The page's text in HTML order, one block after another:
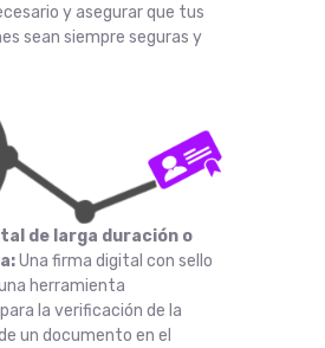
y asegurar que tus
sean siempre seguras y
de larga duración o
Una firma digital con sello
herramienta
la verificación de la
un documento en el